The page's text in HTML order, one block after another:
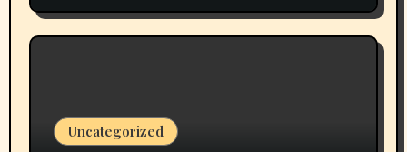
Uncategorized